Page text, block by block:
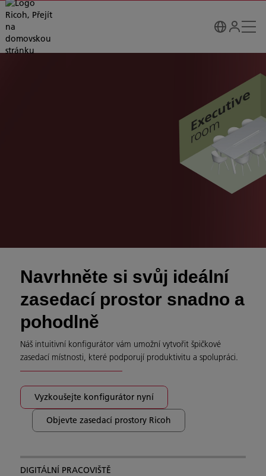
Navrhněte si svůj ideální
zasedací prostor snadno a
pohodlně
Náš intuitivní konfigurátor vám umožní vytvořit špičkové
zasedací místnosti, které podporují produktivitu a spolupráci.
Vyzkoušejte konfigurátor nyní
Objevte zasedací prostory Ricoh
DIGITÁLNÍ PRACOVIŠTĚ